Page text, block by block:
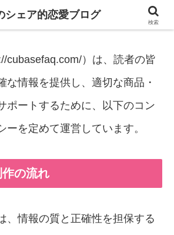
シェア的恋愛ブログ
cubasefaq.com/） は、読者の皆
な情報を提供し、適切な商品・
ポートするために、以下のコン
ーを定めて運営しています。
の流れ
、情報の質と正確性を担保する
シェア的恋愛ブログ
検索